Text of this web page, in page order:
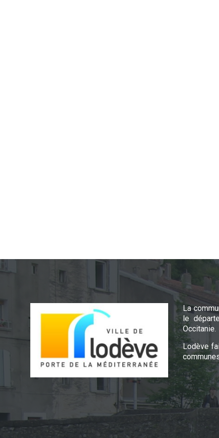
La
le
Occitanie.
Lodève